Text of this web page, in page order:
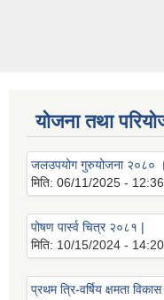
योजना तथा
जलउपयोग गुरुयोजना २०८० ।
मिति: 06/11/2025 - 12:36
पोषण पार्स्व चित्र २०८१ |
मिति: 10/15/2024 - 14:20
प्रथम त्रि-वर्षिय क्षमता